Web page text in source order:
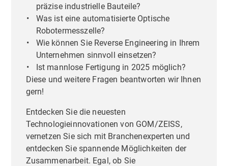
präzise industrielle Bauteile?
Was ist eine automatisierte Optische
Robotermesszelle?
Wie können Sie Reverse Engineering in Ihrem
Unternehmen sinnvoll einsetzen?
Ist mannlose Fertigung in 2025 möglich?
Diese und weitere Fragen beantworten wir Ihnen
gern!
Entdecken Sie die neuesten
Technologieinnovationen von GOM/ZEISS,
vernetzen Sie sich mit Branchenexperten und
entdecken Sie spannende Möglichkeiten der
Zusammenarbeit. Egal, ob Sie